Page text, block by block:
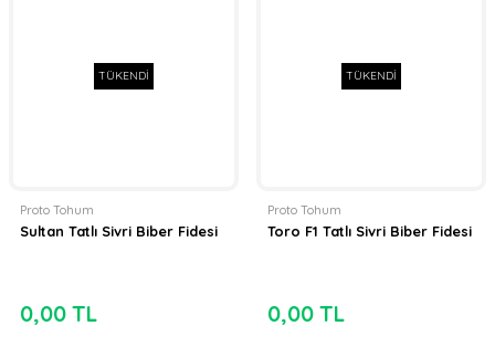
TÜKENDİ
Proto Tohum
Sultan Tatlı Sivri Biber Fidesi
0,00 TL
TÜKENDİ
Proto Tohum
Toro F1 Tatlı Sivri Biber Fidesi
0,00 TL